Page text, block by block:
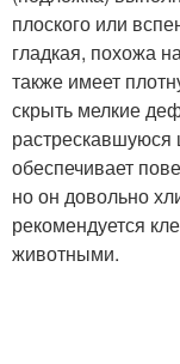
плоского или
гладкая, похожа
также имеет
скрыть мелкие
растрескавшуюся
обеспечивает
но он довольно
рекомендуется
животными.